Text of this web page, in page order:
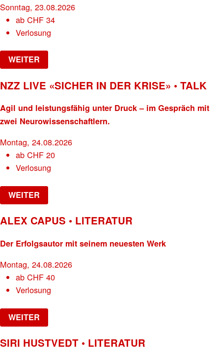
Sonntag, 23.08.2026
abCHF 34
Verlosung
WEITER
NZZ LIVE «SICHER IN DER KRISE» • TALK
Agil und leistungsfähig unter Druck – im Gespräch mit
zwei Neurowissenschaftlern.
Montag, 24.08.2026
abCHF 20
Verlosung
WEITER
ALEX CAPUS • LITERATUR
Der Erfolgsautor mit seinem neuesten Werk
Montag, 24.08.2026
abCHF 40
Verlosung
WEITER
SIRI HUSTVEDT • LITERATUR